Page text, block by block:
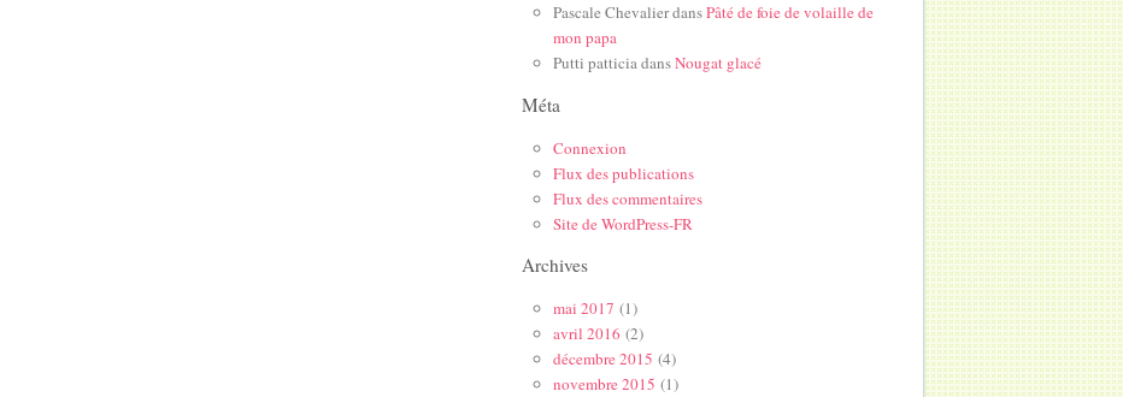
Pascale ChevalierdansPâté de foie de volaille de
mon papa
Putti patticiadansNougat glacé
Méta
Connexion
Flux des publications
Flux des commentaires
Site de WordPress-FR
Archives
mai 2017 (1)
avril 2016 (2)
décembre 2015 (4)
novembre 2015 (1)